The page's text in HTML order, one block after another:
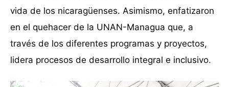
vida de los nicaragüenses. Asimismo, enfatizaron
en el quehacer de la UNAN-Managua que, a
través de los diferentes programas y proyectos,
lidera procesos de desarrollo integral e inclusivo.